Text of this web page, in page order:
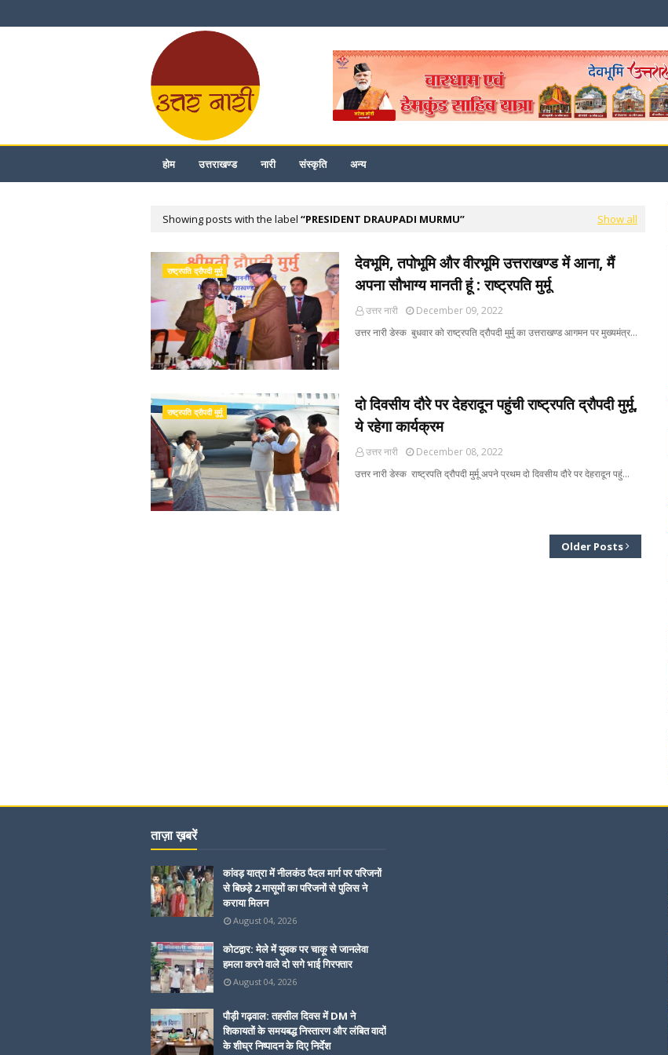
होम उत्तराखण्ड नारी संस्कृति अन्य
Showing posts with the label PRESIDENT DRAUPADI MURMU Show all
राष्ट्रपति द्रौपदी मुर्मू
देवभूमि, तपोभूमि और वीरभूमि उत्तराखण्ड में आना, मैं
अपना सौभाग्य मानती हूं : राष्ट्रपति मुर्मू
उत्तर नारी
December 09, 2022
उत्तर नारी डेस्क बुधवार को राष्ट्रपति द्रौपदी मुर्मु का उत्तराखण्ड आगमन पर मुख्यमंत्र…
राष्ट्रपति द्रौपदी मुर्मू
दो दिवसीय दौरे पर देहरादून पहुंची राष्ट्रपति द्रौपदी मुर्मू,
ये रहेगा कार्यक्रम
उत्तर नारी
December 08, 2022
उत्तर नारी डेस्क राष्ट्रपति द्रौपदी मुर्मू अपने प्रथम दो दिवसीय दौरे पर देहरादून पहुं…
Older Posts
ताज़ा ख़बरें
कांवड़ यात्रा में नीलकंठ पैदल मार्ग पर परिजनों
से बिछड़े 2 मासूमों का परिजनों से पुलिस ने
कराया मिलन
August 04, 2026
कोटद्वार: मेले में युवक पर चाकू से जानलेवा
हमला करने वाले दो सगे भाई गिरफ्तार
August 04, 2026
पौड़ी गढ़वाल: तहसील दिवस में DM ने
शिकायतों के समयबद्ध निस्तारण और लंबित वादों
के शीघ्र निष्पादन के दिए निर्देश